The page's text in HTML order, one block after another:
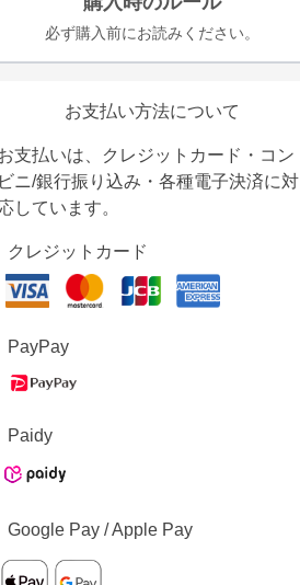
必ず購入前にお読みください。
お支払い方法について
支払いは、クレジットカード・コン
ビニ/銀行振り込み・各種電子決済に対
しています。
クレジットカード
PayPay
Paidy
Google Pay / Apple Pay